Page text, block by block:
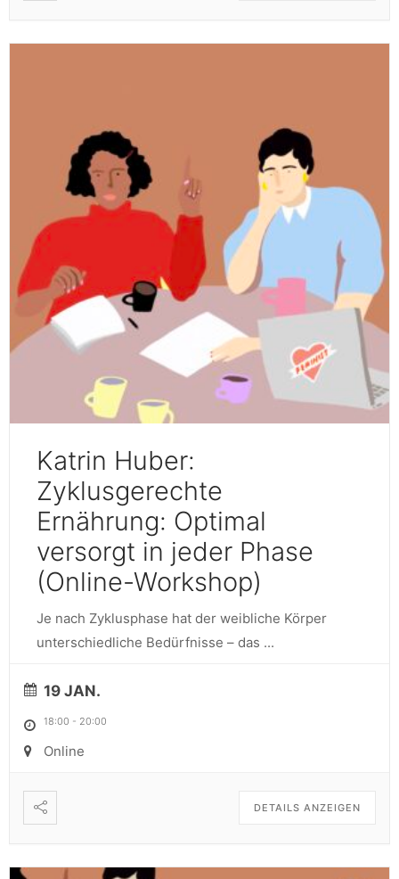
Katrin Huber:
Zyklusgerechte
Ernährung: Optimal
versorgt in jeder Phase
(Online-Workshop)
Je nach Zyklusphase hat der weibliche Körper
unterschiedliche Bedürfnisse – das ...
19 JAN.
18:00 - 20:00
Online
DETAILS ANZEIGEN